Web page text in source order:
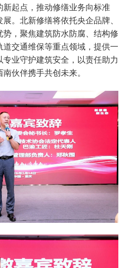
起点，推动修缮业务向标准
。北新修缮将依托央企品牌、
，聚焦建筑防水防腐、结构修
交通维保等重点领域，提供一
业守护建筑安全，以责任助力
伙伴携手共创未来。